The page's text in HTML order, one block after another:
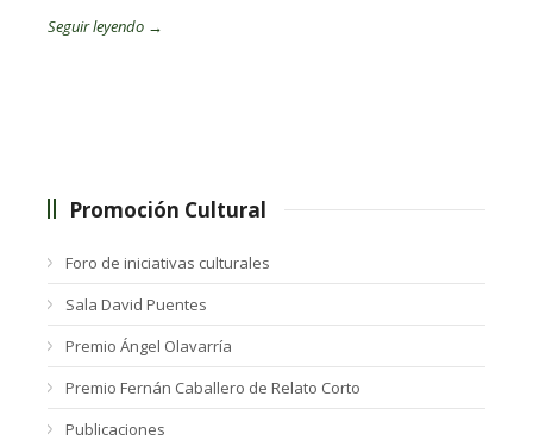
Seguir leyendo →
Promoción Cultural
Foro de iniciativas culturales
Sala David Puentes
Premio Ángel Olavarría
Premio Fernán Caballero de Relato Corto
Publicaciones